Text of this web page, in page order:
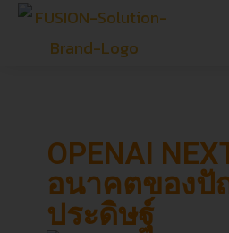
OPENAI
อนาคตของ
ประดิษฐ์